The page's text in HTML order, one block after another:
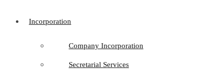
Incorporation
Company Incorporation
Secretarial Services